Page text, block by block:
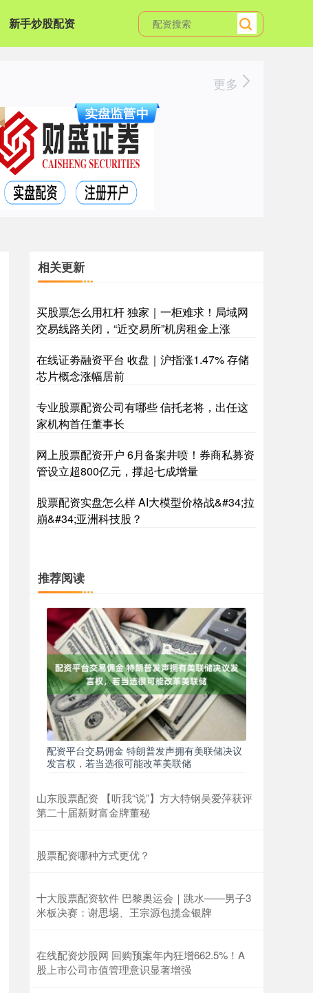
新手炒股配资
更多
相关更新
买股票怎么用杠杆 独家｜一柜难求！局域网
交易线路关闭，“近交易所”机房租金上涨
在线证劵融资平台 收盘｜沪指涨1.47% 存储
芯片概念涨幅居前
专业股票配资公司有哪些 信托老将，出任这
家机构首任董事长
网上股票配资开户 6月备案井喷！券商私募资
管设立超800亿元，撑起七成增量
股票配资实盘怎么样 AI大模型价格战&#34;拉
崩&#34;亚洲科技股？
推荐阅读
配资平台交易佣金 特朗普发声拥有美联储决议
发言权，若当选很可能改革美联储
山东股票配资 【听我“说”】方大特钢吴爱萍获评
第二十届新财富金牌董秘
股票配资哪种方式更优？
十大股票配资软件 巴黎奥运会｜跳水——男子3
米板决赛：谢思埸、王宗源包揽金银牌
在线配资炒股网 回购预案年内狂增662.5%！A
股上市公司市值管理意识显著增强